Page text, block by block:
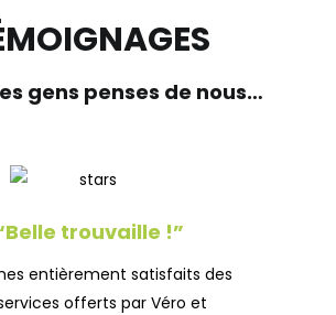
gens penses de nous…
trouvaille !”
entièrement satisfaits des
offerts par Véro et